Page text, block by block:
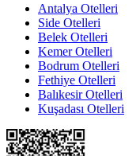
Antalya Otelleri
Side Otelleri
Belek Otelleri
Kemer Otelleri
Bodrum Otelleri
Fethiye Otelleri
Balıkesir Otelleri
Kuşadası Otelleri